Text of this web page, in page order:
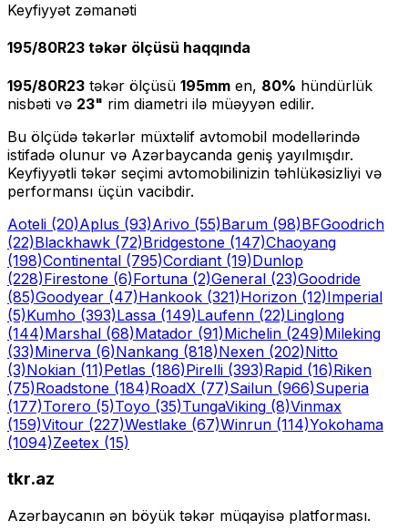
Keyfiyyət zəmanəti
195/80R23 təkər ölçüsü haqqında
195/80R23 təkər ölçüsü 195mm en, 80% hündürlük
nisbəti və 23" rim diametri ilə müəyyən edilir.
Bu ölçüdə təkərlər müxtəlif avtomobil modellərində
istifadə olunur və Azərbaycanda geniş yayılmışdır.
Keyfiyyətli təkər seçimi avtomobilinizin təhlükəsizliyi və
performansı üçün vacibdir.
Aoteli (20)Aplus (93)Arivo (55)Barum (98)BFGoodrich
(22)Blackhawk (72)Bridgestone (147)Chaoyang
(198)Continental (795)Cordiant (19)Dunlop
(228)Firestone (6)Fortuna (2)General (23)Goodride
(85)Goodyear (47)Hankook (321)Horizon (12)Imperial
(5)Kumho (393)Lassa (149)Laufenn (22)Linglong
(144)Marshal (68)Matador (91)Michelin (249)Mileking
(33)Minerva (6)Nankang (818)Nexen (202)Nitto
(3)Nokian (11)Petlas (186)Pirelli (393)Rapid (16)Riken
(75)Roadstone (184)RoadX (77)Sailun (966)Superia
(177)Torero (5)Toyo (35)TungaViking (8)Vinmax
(159)Vitour (227)Westlake (67)Winrun (114)Yokohama
(1094)Zeetex (15)
tkr.az
Azərbaycanın ən böyük təkər müqayisə platforması.